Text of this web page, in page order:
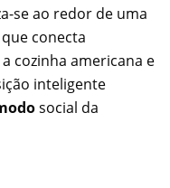
se ao redor de uma
conecta
cozinha americana e
inteligente
social da